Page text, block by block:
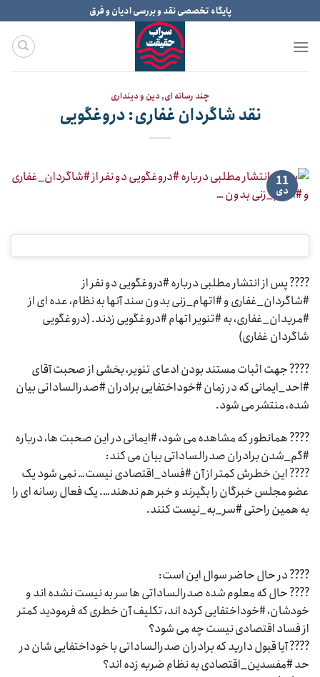
to
content
پایگاه تخصصی نقد و بررسی ادیان و فرق
چند رسانه ای,دین و دینداری
نقد شاگردان غفاری: دروغگویی
11
دی
???? پس از انتشار مطلبی درباره #دروغگویی دو نفر از
#شاگردان_غفاری و #اتهام_زنی بدون سند آنها به نظام، عده ای از
#مریدان_غفاری، به #تنویر اتهام #دروغگویی زدند. (دروغگویی
شاگردان غفاری)
???? جهت اثبات مستند بودن ادعای تنویر، بخشی از صحبت آقای
#احد_ایمانی که در زمان #خوداختفایی برادران #صدرالساداتی بیان
شده، منتشر می شود.
???? همانطور که مشاهده می شود، #ایمانی در این صحبت ها، درباره
#گم_شدن برادران صدرالساداتی بیان می کند:
???? این خطرش کمتر از آن #فساد_اقتصادی نیست… نمی شود یک
عضو مجلس خبرگان را بگیرند و خبر هم ندهند…. یک فعال رسانه ای را
به همین راحتی #سر_به_نیست کنند.
???? در حال حاضر سوال این است:
???? حال که معلوم شده صدرالساداتی ها سر به نیست نشده اند و
خودشان، #خوداختفایی کرده اند، تکلیف آن خطری که فرمودید کمتر
از فساد اقتصادی نیست چه می شود؟
???? آیا قبول دارید که برادران صدرالساداتی با خوداختفایی شان در
حد #مفسدین_اقتصادی به نظام ضربه زده اند؟